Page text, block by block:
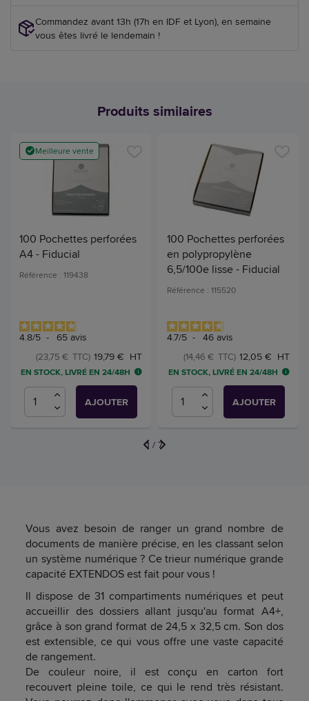
Commandez avant 13h (17h en IDF et Lyon), en semaine
vous êtes livré le lendemain !
Produits similaires
Meilleure vente
100 Pochettes perforées
A4 - Fiducial
Référence : 119438
4.8/5 - 65 avis
19,79 € HT
(23,75 € TTC)
EN STOCK, LIVRÉ EN 24/48H
AJOUTER
100 Pochettes perforées
en polypropylène
6,5/100e lisse - Fiducial
Référence : 115520
4.7/5 - 46 avis
12,05 € HT
(14,46 € TTC)
EN STOCK, LIVRÉ EN 24/48H
AJOUTER
1 / 7
Vous avez besoin de ranger un grand nombre de
documents de manière précise, en les classant selon
un système numérique ? Ce trieur numérique grande
capacité EXTENDOS est fait pour vous !
Il dispose de 31 compartiments numériques et peut
accueillir des dossiers allant jusqu'au format A4+,
grâce à son grand format de 24,5 x 32,5 cm. Son dos
est extensible, ce qui vous offre une vaste capacité
de rangement.
De couleur noire, il est conçu en carton fort
recouvert pleine toile, ce qui le rend très résistant.